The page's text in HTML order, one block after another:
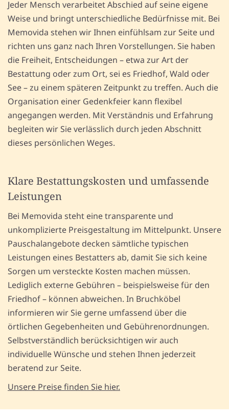
Jeder Mensch verarbeitet Abschied auf seine eigene
Weise und bringt unterschiedliche Bedürfnisse mit. Bei
Memovida stehen wir Ihnen einfühlsam zur Seite und
richten uns ganz nach Ihren Vorstellungen. Sie haben
die Freiheit, Entscheidungen – etwa zur Art der
Bestattung oder zum Ort, sei es Friedhof, Wald oder
See – zu einem späteren Zeitpunkt zu treffen. Auch die
Organisation einer Gedenkfeier kann flexibel
angegangen werden. Mit Verständnis und Erfahrung
begleiten wir Sie verlässlich durch jeden Abschnitt
dieses persönlichen Weges.
Klare Bestattungskosten und umfassende
Leistungen
Bei Memovida steht eine transparente und
unkomplizierte Preisgestaltung im Mittelpunkt. Unsere
Pauschalangebote decken sämtliche typischen
Leistungen eines Bestatters ab, damit Sie sich keine
Sorgen um versteckte Kosten machen müssen.
Lediglich externe Gebühren – beispielsweise für den
Friedhof – können abweichen. In Bruchköbel
informieren wir Sie gerne umfassend über die
örtlichen Gegebenheiten und Gebührenordnungen.
Selbstverständlich berücksichtigen wir auch
individuelle Wünsche und stehen Ihnen jederzeit
beratend zur Seite.
Unsere Preise finden Sie hier.